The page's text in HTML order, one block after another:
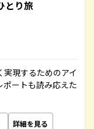
とり旅
現するためのアイ
ートも読み応えた
詳細を見る